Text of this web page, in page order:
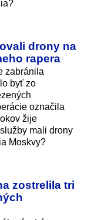
drony na
rapera
zabránila
byť zo
označila
žije
mali drony
Moskvy?
zostrelila tri